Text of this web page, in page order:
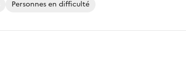
Personnes en difficulté